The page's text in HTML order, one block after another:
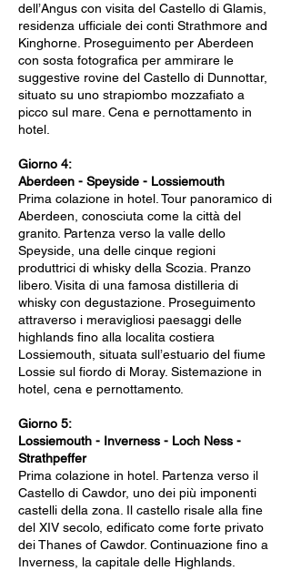
dell’Angus con visita del Castello di Glamis,
residenza ufficiale dei conti Strathmore and
Kinghorne. Proseguimento per Aberdeen
con sosta fotografica per ammirare le
suggestive rovine del Castello di Dunnottar,
situato su uno strapiombo mozzafiato a
picco sul mare. Cena e pernottamento in
hotel.
Giorno 4:
Aberdeen - Speyside - Lossiemouth
Prima colazione in hotel. Tour panoramico di
Aberdeen, conosciuta come la città del
granito. Partenza verso la valle dello
Speyside, una delle cinque regioni
produttrici di whisky della Scozia. Pranzo
libero. Visita di una famosa distilleria di
whisky con degustazione. Proseguimento
attraverso i meravigliosi paesaggi delle
highlands fino alla localita costiera
Lossiemouth, situata sull’estuario del fiume
Lossie sul fiordo di Moray. Sistemazione in
hotel, cena e pernottamento.
Giorno 5:
Lossiemouth - Inverness - Loch Ness -
Strathpeffer
Prima colazione in hotel. Partenza verso il
Castello di Cawdor, uno dei più imponenti
castelli della zona. Il castello risale alla fine
del XIV secolo, edificato come forte privato
dei Thanes of Cawdor. Continuazione fino a
Inverness, la capitale delle Highlands.